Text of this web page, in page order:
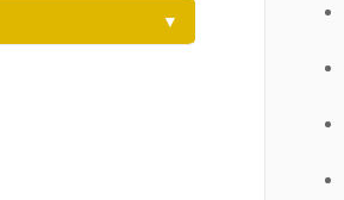
▼